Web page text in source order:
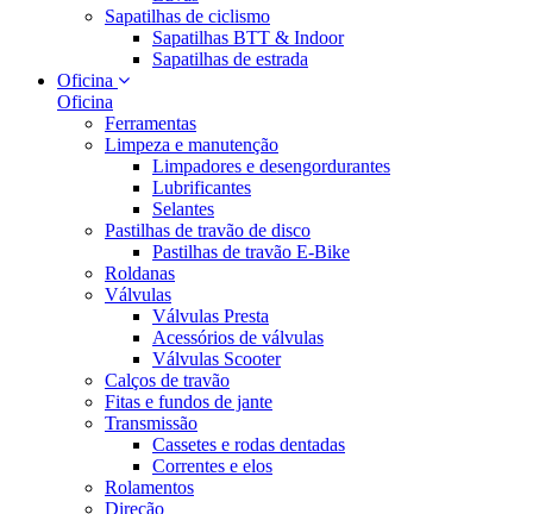
Sapatilhas de ciclismo
Sapatilhas BTT & Indoor
Sapatilhas de estrada
Oficina
Oficina
Ferramentas
Limpeza e manutenção
Limpadores e desengordurantes
Lubrificantes
Selantes
Pastilhas de travão de disco
Pastilhas de travão E-Bike
Roldanas
Válvulas
Válvulas Presta
Acessórios de válvulas
Válvulas Scooter
Calços de travão
Fitas e fundos de jante
Transmissão
Cassetes e rodas dentadas
Correntes e elos
Rolamentos
Direção